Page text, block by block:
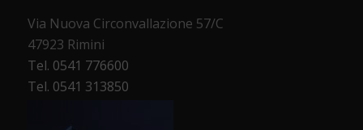
Via Nuova Circonvallazione 57/C
47923 Rimini
Tel. 0541 776600
Tel. 0541 313850